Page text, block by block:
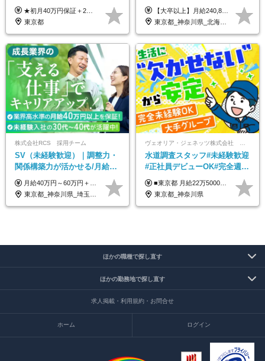
平均年収600万◆約4ヶ月研修
あり◆運転は1日4hほど
★初月40万円保証＋2～6ヶ月目35万円保証 ★平均年収600万円 月給236,000円（一律手当含む）＋運転手当（運転した時間に応じて支給）＋残業代＋賞与年2回 ※基礎研修期間（10日間）は日給1万円を支給します ※試用期間中（3ヶ月）の給与・待遇に差異はありません ※残業代は全額支給します
東京都
集*週休3日/年休161日可*未経
験OK*新規開業あり
【大卒以上】月給240,800円以上+賞与2回+各種手当 【短大・専門学校卒】月給204,400円以上+賞与2回+各種手当 【上記以外】月給187,000円以上+賞与2回+各種手当 ※経験、資格、能力等を考慮の上、決定いたします ※残業代全額支給 ※試用期間3ヶ月（条件変更なし）
東京都_神奈川県_北海道_青森県_山形県_福島県_栃木県_群馬県_山梨県_長野県_石川県_静岡県_岐阜県_京都府_広島県_島根県_山口県_高知県_長崎県_大分県_鹿児島県_沖縄県
株式会社RCS 採用チーム
SV（未経験歓迎）｜調整力・
関係構築力が活かせる/月給40
万円以上/30～40代活躍中/6か
月間の研修充実
月給40万円～60万円＋各種手当＋業績賞与 ◎経験や能力等を考慮し、優遇いたします！ ◎成果により業績賞与を年2回支給します！ 上記月給には、固定残業代として 「60,800円～95,000円（28時間分）」を含む。 超過分は別途全額支給します。
東京都_神奈川県_埼玉県_千葉県_大阪府_愛知県_北海道_青森県_岩手県_宮城県_秋田県_山形県_福島県_茨城県_栃木県_群馬県_新潟県_山梨県_長野県_富山県_石川県_福井県_静岡県_岐阜県_三重県_兵庫県_京都府_滋賀県_奈良県_和歌山県_広島県_岡山県_鳥取県_島根県_山口県_徳島県_香川県_愛媛県_高知県_福岡県_熊本県_佐賀県_長崎県_大分県_宮崎県_鹿児島県_沖縄県
水道調査スタッフ#未経験歓迎
#正社員デビューOK#完全週休
2日制#年休125日#資格取得支
援有#社員数千人以上
■東京都 月給22万5000円（東京地域手当3万円含）～25万円＋残業代全額支給＋各種手当 ■神奈川県 月給19万5000円～24万円＋残業代全額支給＋各種手当 ※年齢・経験を考慮し決定 ※試用期間3ヶ月（期間中の給与・待遇に差異はありません） ◆通勤手当あり（全額支給） ◆昇給年1回、賞与年2回。世界最大級の環境企業グループならではの安定した給与体系です。
東京都_神奈川県
ほかの職種で探し直す
ほかの勤務地で探し直す
求人掲載・利用規約・お問合せ
ホーム ログイン